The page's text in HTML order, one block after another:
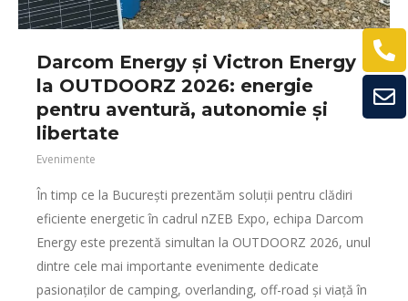
Darcom Energy și Victron Energy
la OUTDOORZ 2026: energie
pentru aventură, autonomie și
libertate
Evenimente
În timp ce la București prezentăm soluții pentru clădiri
eficiente energetic în cadrul nZEB Expo, echipa Darcom
Energy este prezentă simultan la OUTDOORZ 2026, unul
dintre cele mai importante evenimente dedicate
pasionaților de camping, overlanding, off-road și viață în